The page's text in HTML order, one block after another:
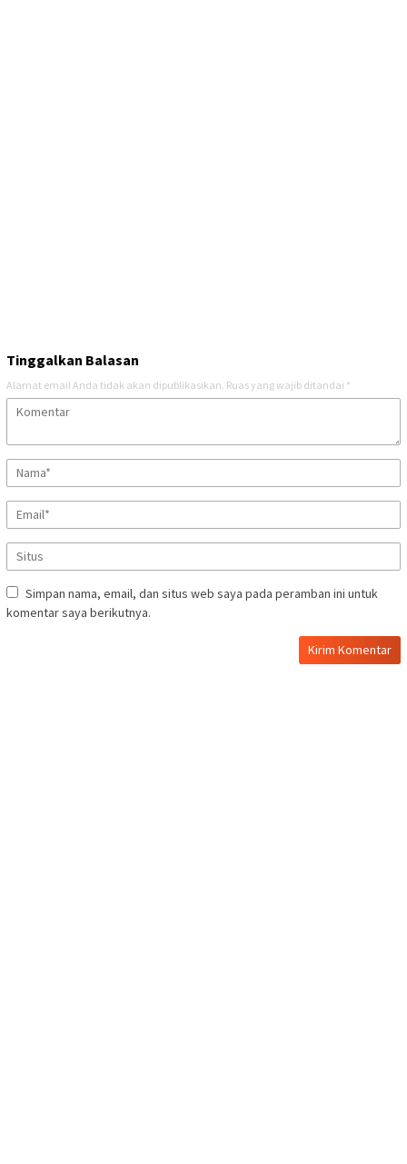
Tinggalkan Balasan
Alamat email Anda tidak akan dipublikasikan. Ruas yang wajib ditandai *
Simpan nama, email, dan situs web saya pada peramban ini untuk
komentar saya berikutnya.